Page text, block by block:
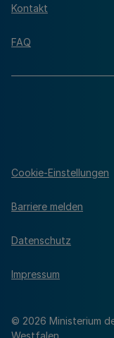
Kontakt
FAQ
© 2026 Ministerium
Westfalen
Cookie-Einstellungen
Barriere melden
Datenschutz
Impressum